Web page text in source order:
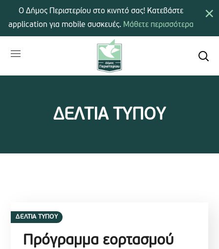
ΔΕΛΤΙΑ ΤΥΠΟΥ
ΔΕΛΤΙΑ ΤΥΠΟΥ
Πρόγραμμα εορτασμού
×
Ο Δήμος Περιστερίου στο κινητό σας! Κατεβάστε
application για mobile συσκευές. Μάθετε περισσότερα